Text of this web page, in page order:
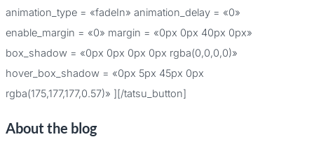
animation_type = «fadeIn» animation_delay = «0»
enable_margin = «0» margin = «0px 0px 40px 0px»
box_shadow = «0px 0px 0px 0px rgba(0,0,0,0)»
hover_box_shadow = «0px 5px 45px 0px
rgba(175,177,177,0.57)» ][/tatsu_button]
About the blog